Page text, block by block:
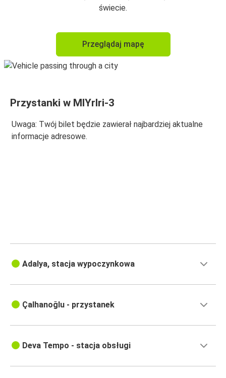
świecie.
Przeglądaj mapę
Przystanki w MlYrlri-3
Uwaga: Twój bilet będzie zawierał najbardziej aktualne
informacje adresowe.
Adalya, stacja wypoczynkowa
Çalhanoğlu - przystanek
Deva Tempo - stacja obsługi